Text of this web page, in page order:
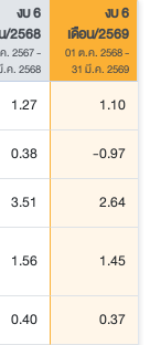
งบ 6
/2568
. 2567-
.ค. 2568
งบ 6
เดือน/2569
01 ต.ค. 2568-
31 มี.ค. 2569
1.27 1.10
0.38 -0.97
3.51 2.64
1.56 1.45
0.40 0.37